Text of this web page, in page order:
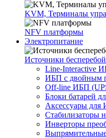
KVM, Терминалы
NFV платформы
Электропитание
Источники
Line-Interactive
ИБП с двойным
Off-line ИБП
Блоки батарей
Аксессуары
Стабилизаторы
Инверторы
Выпрямительные